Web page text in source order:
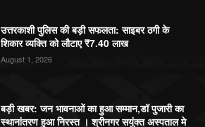
उत्तरकाशी पुलिस की बड़ी सफलता: साइबर ठगी के
शिकार व्यक्ति को लौटाए ₹7.40 लाख
August 1, 2026
बड़ी खबर: जन भावनाओं का हुआ सम्मान,डॉ पुजारी का
स्थानांतरण हुआ निरस्त । श्रीनगर सयुंक्त अस्पताल मे